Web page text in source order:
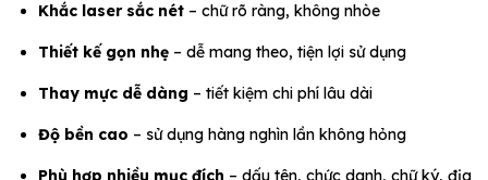
Khắc laser sắc nét – chữ rõ ràng, không nhòe
Thiết kế gọn nhẹ – dễ mang theo, tiện lợi sử dụng
Thay mực dễ dàng – tiết kiệm chi phí lâu dài
Độ bền cao – sử dụng hàng nghìn lần không hỏng
Phù hợp nhiều mục đích – dấu tên, chức danh, chữ ký, địa